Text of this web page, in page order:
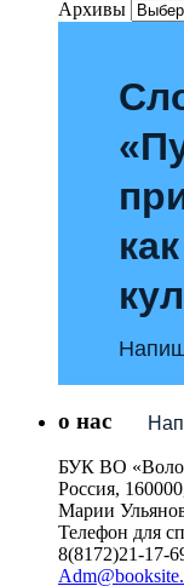
Архивы
о нас
БУК ВО
Россия,
Марии
Телефон для
8(8172)21-17-